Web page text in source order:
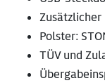
Zusätzlicher
Polster:
TÜV und